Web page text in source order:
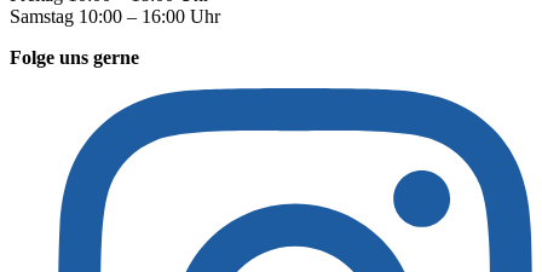
Samstag 10:00 – 16:00 Uhr
Folge uns gerne